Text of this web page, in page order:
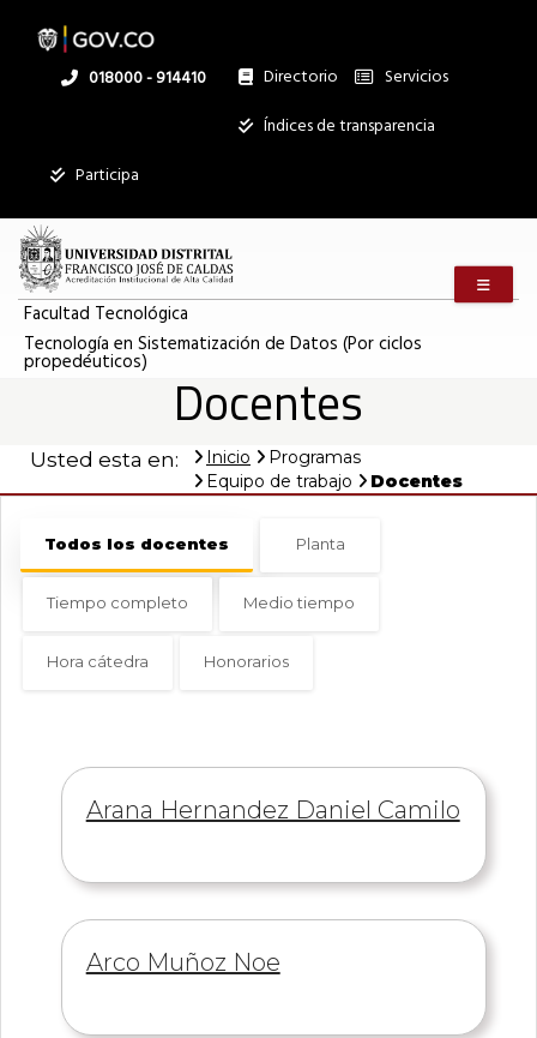
contenido
Linea
018000 - 914410 Directorio
Institucional
Servicios
Índices de transparencia
Participa
Facultad Tecnológica
Tecnología en Sistematización de Datos (Por ciclos
propedéuticos)
Docentes
Usted esta en: Inicio
Programas
Equipo de trabajo
Docentes
Todos los docentes Planta
Tiempo completo Medio tiempo
Hora cátedra Honorarios
Información
Arana Hernandez Daniel Camilo
Información
Arco Muñoz Noe